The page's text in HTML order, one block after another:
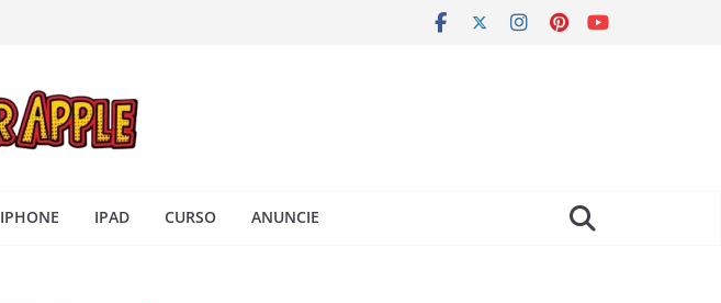
IPHONE IPAD CURSO ANUNCIE